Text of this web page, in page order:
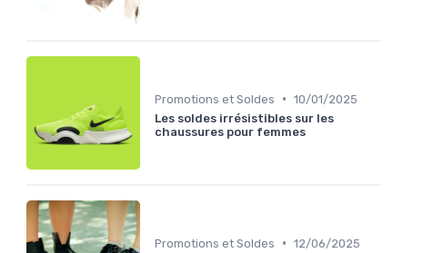
Promotions et Soldes • 10/01/2025
Les soldes irrésistibles sur les
chaussures pour femmes
Promotions et Soldes • 12/06/2025